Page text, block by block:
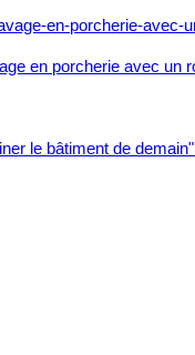
en porcherie avec un
le bâtiment de